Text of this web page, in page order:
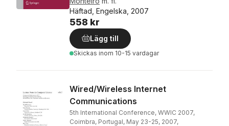
Häftad, Engelska, 2007
558 kr
Lägg till
Skickas inom 10-15 vardagar
Wired/Wireless Internet
Communications
5th International Conference, WWIC 2007,
Coimbra, Portugal, May 23-25, 2007,